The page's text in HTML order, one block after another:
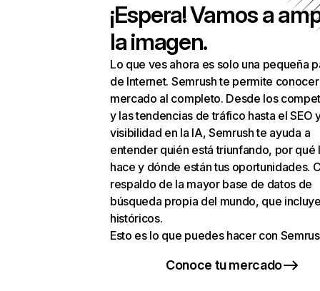
¡Espera! Vamos a
la imagen.
Lo que ves ahora es solo una pequeña
de Internet. Semrush te permite
mercado al completo. Desde los
y las tendencias de tráfico hasta el SEO
visibilidad en la IA, Semrush te ayuda a
entender quién está triunfando, por qué
hace y dónde están tus oportunidades.
respaldo de la mayor base de datos de
búsqueda propia del mundo, que
históricos.
Esto es lo que puedes hacer con
Conoce tu mercado